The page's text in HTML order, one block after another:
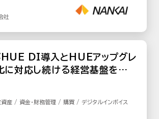
社
HUE DI導入とHUEアップグレ
に対応し続ける経営基盤を構
産 / 資金・財務管理 / 購買 / デジタルインボイス